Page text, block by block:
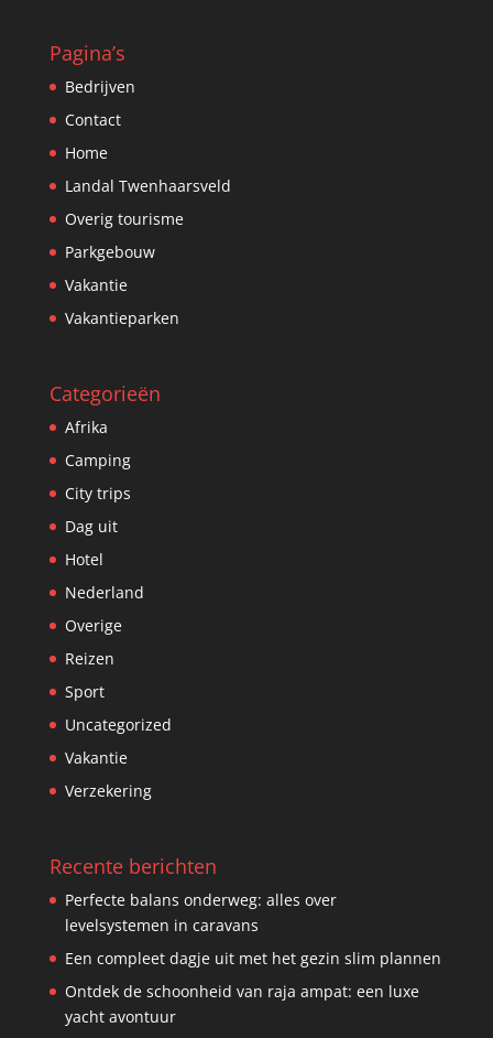
Pagina’s
Bedrijven
Contact
Home
Landal Twenhaarsveld
Overig tourisme
Parkgebouw
Vakantie
Vakantieparken
Categorieën
Afrika
Camping
City trips
Dag uit
Hotel
Nederland
Overige
Reizen
Sport
Uncategorized
Vakantie
Verzekering
Recente berichten
Perfecte balans onderweg: alles over
levelsystemen in caravans
Een compleet dagje uit met het gezin slim plannen
Ontdek de schoonheid van raja ampat: een luxe
yacht avontuur